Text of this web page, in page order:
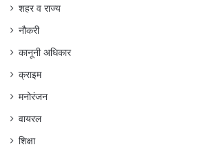
शहर व राज्य
नौकरी
कानूनी अधिकार
क्राइम
मनोरंजन
वायरल
शिक्षा